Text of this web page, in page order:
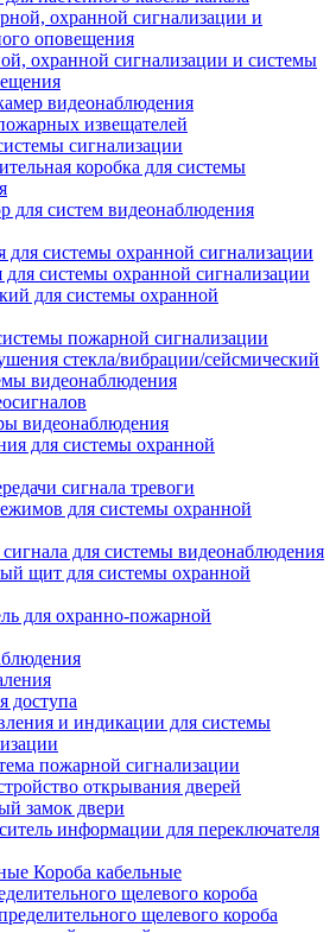
охранной сигнализации и системы
видеонаблюдения
извещателей
сигнализации
коробка для системы
для систем видеонаблюдения
для системы охранной сигнализации
системы охранной сигнализации
для системы охранной
пожарной сигнализации
стекла/вибрации/сейсмический
видеонаблюдения
видеонаблюдения
для системы охранной
сигнала тревоги
для системы охранной
сигнала для системы видеонаблюдения
щит для системы охранной
для охранно-пожарной
доступа
и индикации для системы
пожарной сигнализации
открывания дверей
замок двери
информации для переключателя
Короба кабельные
щелевого короба
щелевого короба